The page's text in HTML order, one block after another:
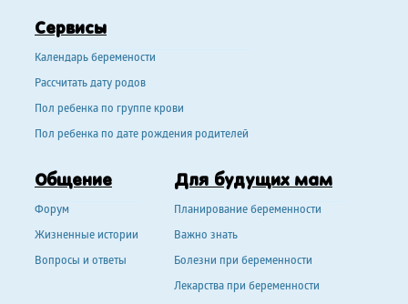
Сервисы
Календарь беремености
Рассчитать дату родов
Пол ребенка по группе крови
Пол ребенка по дате рождения родителей
Общение
Форум
Жизненные истории
Вопросы и ответы
Для будущих мам
Планирование беременности
Важно знать
Болезни при беременности
Лекарства при беременности